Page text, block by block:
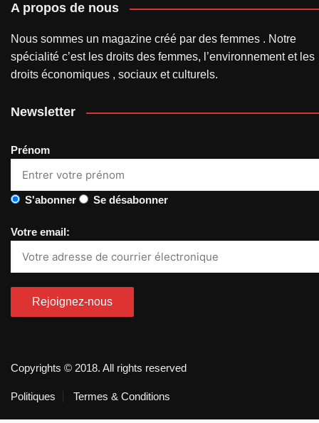
A propos de nous
Nous sommes un magazine créé par des femmes . Notre
spécialité c’est les droits des femmes, l’environnement et les
droits économiques , sociaux et culturels.
Newsletter
Prénom
S'abonner Se désabonner
Votre email:
Copyrights © 2018. All rights reserved
Politiques Termes & Conditions